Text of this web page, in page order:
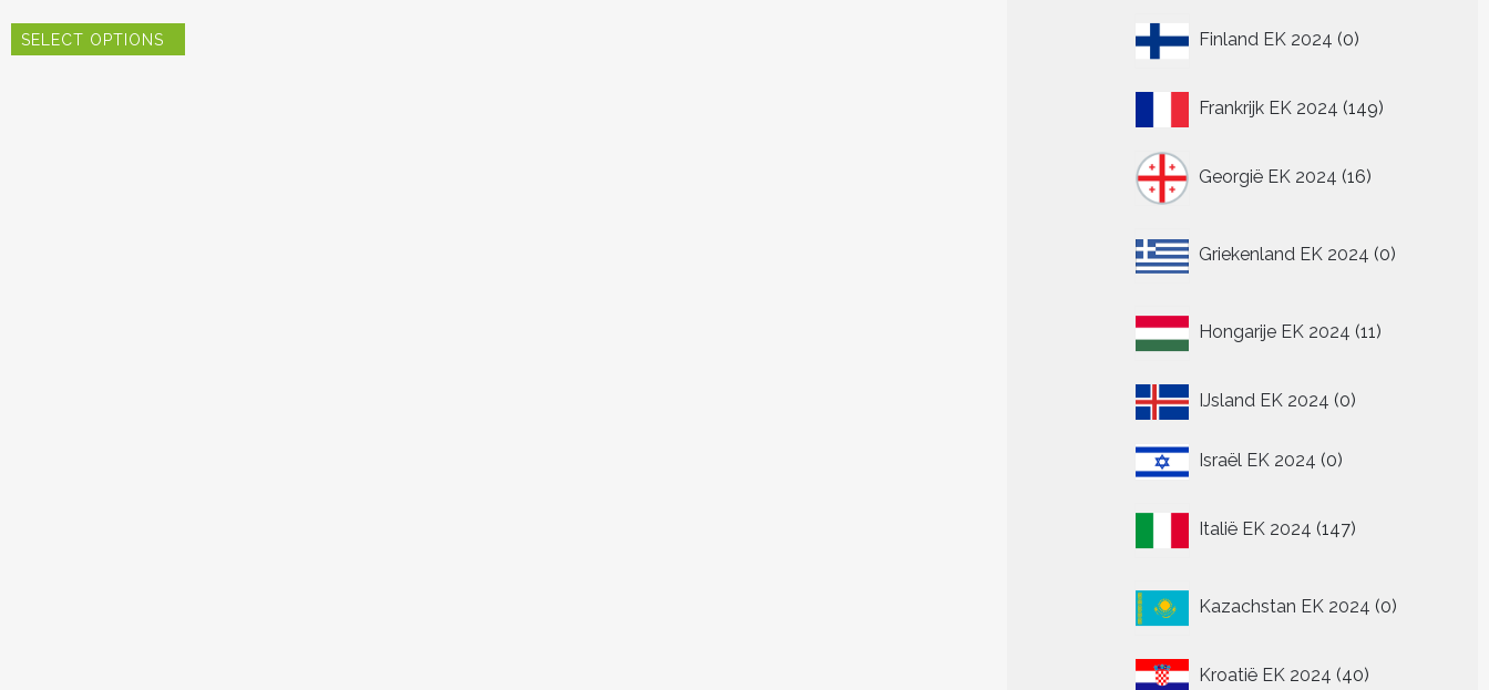
SELECT OPTIONS Finland EK 2024 0
producten
Frankrijk EK 2024 149149
Georgië EK 2024 16
producten
Griekenland EK 2024 0
producten
Hongarije EK 2024 11
producten
IJsland EK 2024 00
Israël EK 2024 00
Italië EK 2024 147
producten
Kazachstan EK 2024 0
producten
Kroatië EK 2024 4040